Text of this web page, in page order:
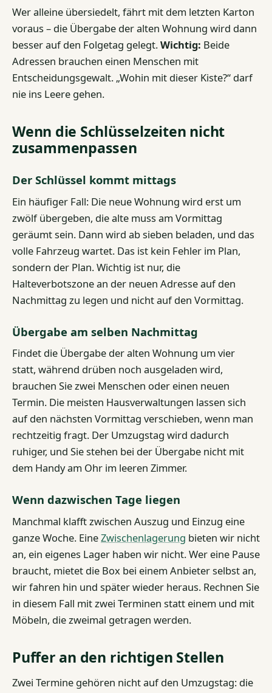
Wer alleine übersiedelt, fährt mit dem letzten Karton
voraus – die Übergabe der alten Wohnung wird dann
besser auf den Folgetag gelegt.Wichtig: Beide
Adressen brauchen einen Menschen mit
Entscheidungsgewalt. „Wohin mit dieser Kiste?“ darf
nie ins Leere gehen.
Wenn die Schlüsselzeiten nicht
zusammenpassen
Der Schlüssel kommt mittags
Ein häufiger Fall: Die neue Wohnung wird erst um
zwölf übergeben, die alte muss am Vormittag
geräumt sein. Dann wird ab sieben beladen, und das
volle Fahrzeug wartet. Das ist kein Fehler im Plan,
sondern der Plan. Wichtig ist nur, die
Halteverbotszone an der neuen Adresse auf den
Nachmittag zu legen und nicht auf den Vormittag.
Übergabe am selben Nachmittag
Findet die Übergabe der alten Wohnung um vier
statt, während drüben noch ausgeladen wird,
brauchen Sie zwei Menschen oder einen neuen
Termin. Die meisten Hausverwaltungen lassen sich
auf den nächsten Vormittag verschieben, wenn man
rechtzeitig fragt. Der Umzugstag wird dadurch
ruhiger, und Sie stehen bei der Übergabe nicht mit
dem Handy am Ohr im leeren Zimmer.
Wenn dazwischen Tage liegen
Manchmal klafft zwischen Auszug und Einzug eine
ganze Woche. EineZwischenlagerung bieten wir nicht
an, ein eigenes Lager haben wir nicht. Wer eine Pause
braucht, mietet die Box bei einem Anbieter selbst an,
wir fahren hin und später wieder heraus. Rechnen Sie
in diesem Fall mit zwei Terminen statt einem und mit
Möbeln, die zweimal getragen werden.
Puffer an den richtigen Stellen
Zwei Termine gehören nicht auf den Umzugstag: die